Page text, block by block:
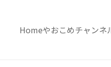
Homeやおこめチャンネ